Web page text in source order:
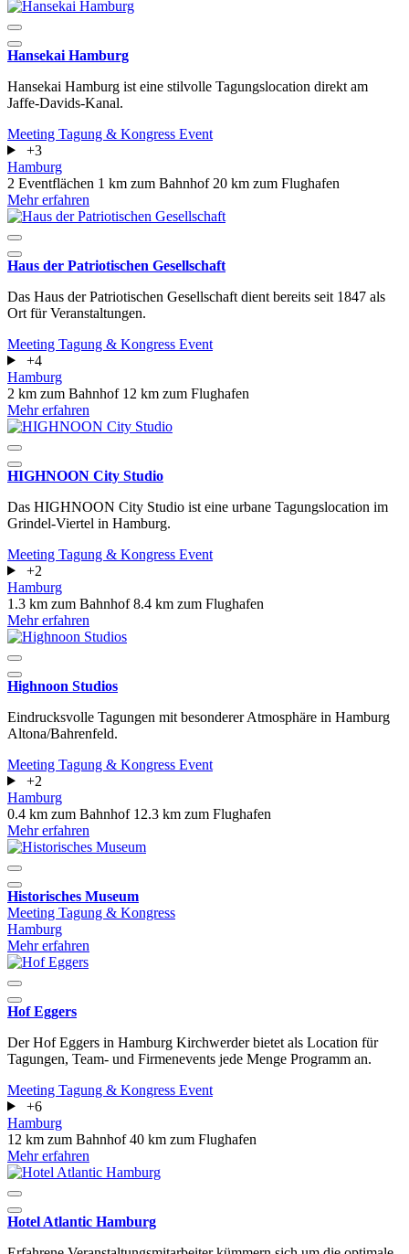
Hansekai Hamburg
Hansekai Hamburg ist eine stilvolle Tagungslocation direkt am
Jaffe-Davids-Kanal.
Meeting Tagung & Kongress Event
+3
Hamburg
2 Eventflächen 1 km zum Bahnhof 20 km zum Flughafen
Mehr erfahren
Haus der Patriotischen Gesellschaft
Das Haus der Patriotischen Gesellschaft dient bereits seit 1847 als
Ort für Veranstaltungen.
Meeting Tagung & Kongress Event
+4
Hamburg
2 km zum Bahnhof 12 km zum Flughafen
Mehr erfahren
HIGHNOON City Studio
Das HIGHNOON City Studio ist eine urbane Tagungslocation im
Grindel-Viertel in Hamburg.
Meeting Tagung & Kongress Event
+2
Hamburg
1.3 km zum Bahnhof8.4 km zum Flughafen
Mehr erfahren
Highnoon Studios
Eindrucksvolle Tagungen mit besonderer Atmosphäre in Hamburg
Altona/Bahrenfeld.
Meeting Tagung & Kongress Event
+2
Hamburg
0.4 km zum Bahnhof 12.3 km zum Flughafen
Mehr erfahren
Historisches Museum
Meeting Tagung & Kongress
Hamburg
Mehr erfahren
Hof Eggers
Der Hof Eggers in Hamburg Kirchwerder bietet als Location für
Tagungen, Team- und Firmenevents jede Menge Programm an.
Meeting Tagung & Kongress Event
+6
Hamburg
12 km zum Bahnhof40 km zum Flughafen
Mehr erfahren
Hotel Atlantic Hamburg